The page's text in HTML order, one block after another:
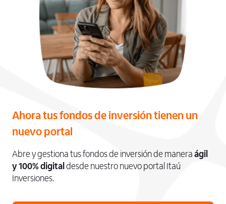
Ahora tus fondos de inversión tienen un
nuevo portal
Abre y gestiona tus fondos de inversión de manera ágil
y 100% digitaldesde nuestro nuevo portal Itaú
Inversiones.